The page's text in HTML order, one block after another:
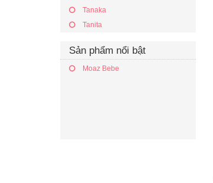
Tanaka
Tanita
Sản phẩm nổi bật
Moaz Bebe